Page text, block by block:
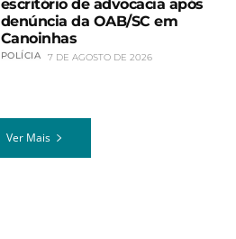
escritório de advocacia após
denúncia da OAB/SC em
Canoinhas
POLÍCIA 7 DE AGOSTO DE 2026
Ver Mais